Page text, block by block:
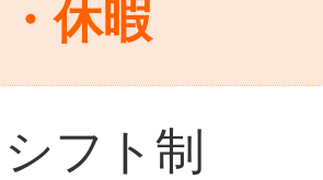
休暇
フト制